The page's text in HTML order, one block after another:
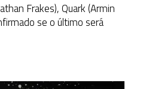
Frakes), Quark (Armin
se o último será